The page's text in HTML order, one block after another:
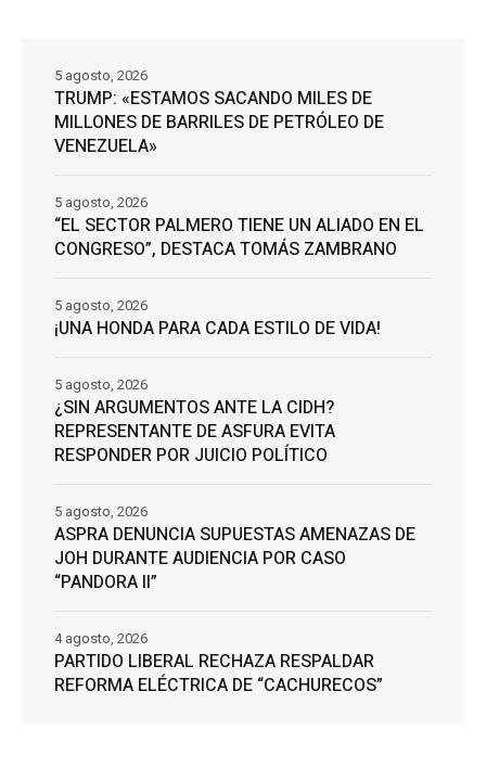
TRUMP: «ESTAMOS SACANDO MILES DE
MILLONES DE BARRILES DE PETRÓLEO DE
VENEZUELA»
5 agosto, 2026
“EL SECTOR PALMERO TIENE UN ALIADO EN EL
CONGRESO”, DESTACA TOMÁS ZAMBRANO
5 agosto, 2026
¡UNA HONDA PARA CADA ESTILO DE VIDA!
5 agosto, 2026
¿SIN ARGUMENTOS ANTE LA CIDH?
REPRESENTANTE DE ASFURA EVITA
RESPONDER POR JUICIO POLÍTICO
5 agosto, 2026
ASPRA DENUNCIA SUPUESTAS AMENAZAS DE
JOH DURANTE AUDIENCIA POR CASO
“PANDORA II”
5 agosto, 2026
PARTIDO LIBERAL RECHAZA RESPALDAR
REFORMA ELÉCTRICA DE “CACHURECOS”
4 agosto, 2026